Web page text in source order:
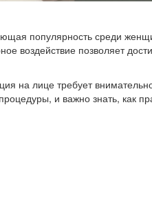
популярность среди
воздействие позволяет
на лице требует
и важно знать, как